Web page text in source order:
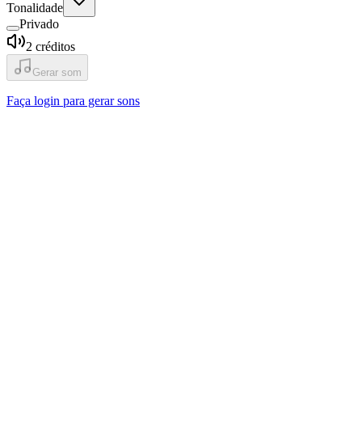
Tonalidade
Privado
2 créditos
Gerar som
Faça login para gerar sons